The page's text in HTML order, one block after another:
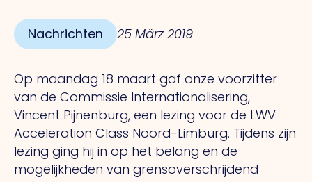
Nachrichten 25 März 2019
Op maandag 18 maart gaf onze voorzitter
van de Commissie Internationalisering,
Vincent Pijnenburg, een lezing voor de LWV
Acceleration Class Noord-Limburg. Tijdens zijn
lezing ging hij in op het belang en de
mogelijkheden van grensoverschrijdend